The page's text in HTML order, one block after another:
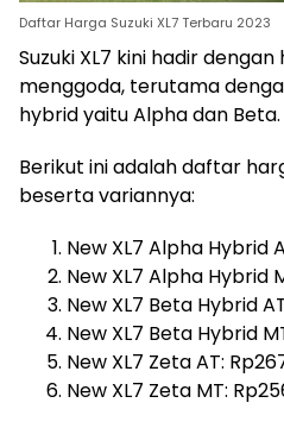
Daftar Harga Suzuki XL7 Terbaru 2023
Suzuki XL7 kini hadir
menggoda, terutama
hybrid yaitu Alpha dan Beta.
Berikut ini adalah daftar
beserta variannya:
New XL7 Alpha Hybrid
New XL7 Alpha Hybrid
New XL7 Beta Hybrid
New XL7 Beta Hybrid
New XL7 Zeta AT:
New XL7 Zeta MT: